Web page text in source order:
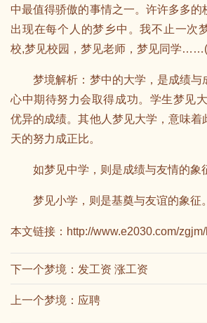
中最值得骄傲的事情之一。许许多多的
出现在每个人的梦乡中。我不止一次
校,梦见校园，梦见老师，梦见同学
梦境解析：梦中的大学，是成绩与
心中期待努力会取得成功。学生梦见
优异的成绩。其他人梦见大学，意味着
天的努力成正比。
如梦见中学，则是成绩与友情的象
梦见小学，则是基奠与友谊的象征。
本文链接： http://www.e2030.com/
下一个梦境： 发工资 涨工资
上一个梦境： 应聘